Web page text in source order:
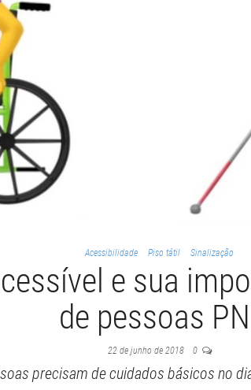
Acessibilidade Piso tátil Sinalização
e sua
de pessoas
22 de junho de 2018 0
precisam de cuidados básicos no